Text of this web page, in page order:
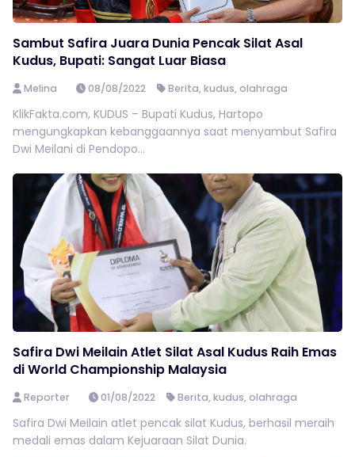
Sambut Safira Juara Dunia Pencak Silat Asal
Kudus, Bupati: Sangat Luar Biasa
Melina 08/08/2022 Berita,kudus,olahraga
KlikFakta.com, KUDUS – Bupati Kudus, Hartopo
mengungkapkan kebanggaannya saat menyambut Safira
Dwi Meilani di Pendopo...
Safira Dwi Meilain Atlet Silat Asal Kudus Raih Emas
di World Championship Malaysia
Reporter 01/08/2022 Berita,kudus,olahraga
Safira Dwi Meilain atlet pencak silat Kudus, berhasil meraih
medali emas dalam Kejuaraan Silat Dunia.